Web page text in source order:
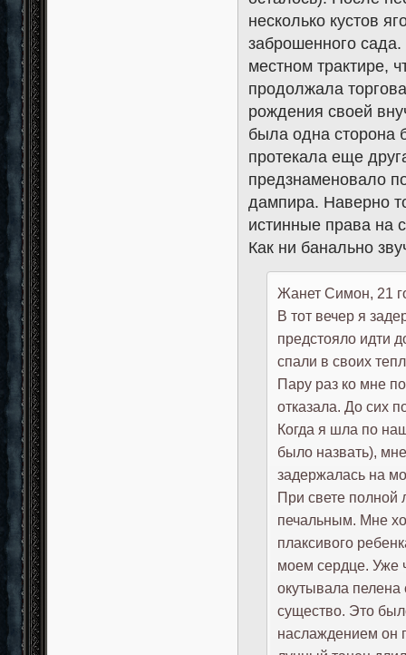
несколько кустов
заброшенного
местном трактире,
продолжала
рождения своей
была одна сторона
протекала еще
предзнаменовало
дампира. Наверно
истинные права на
Как ни банально
Жанет Симон, 21
В тот вечер я
предстояло идти
спали в своих
Пару раз ко мне
отказала. До сих
Когда я шла по
было назвать),
задержалась на
При свете полной
печальным. Мне
плаксивого
моем сердце. Уже
окутывала пелена
существо. Это
наслаждением он